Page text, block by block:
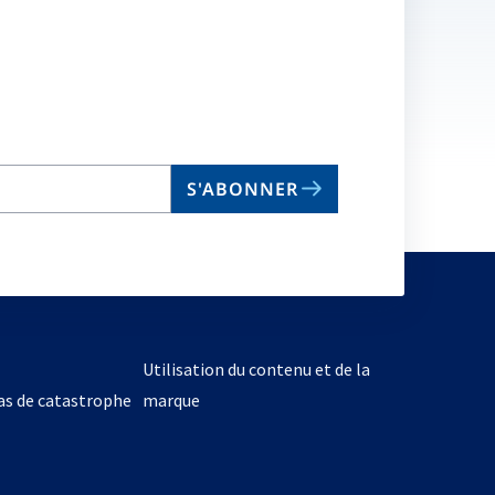
S'ABONNER
de catastrophe
Utilisation du contenu et de la
marque